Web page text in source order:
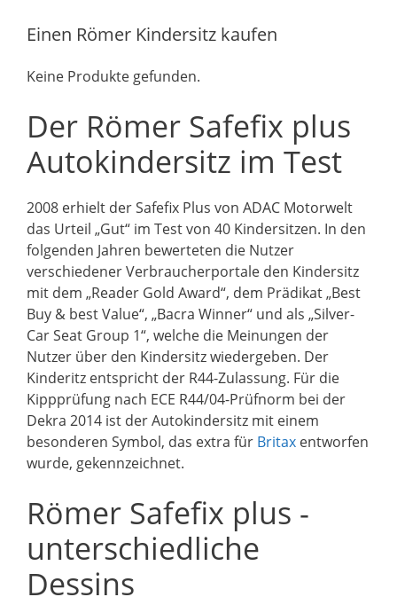
Einen Römer Kindersitz kaufen
Keine Produkte gefunden.
Der Römer Safefix plus
Autokindersitz im Test
2008 erhielt der Safefix Plus von ADAC Motorwelt
das Urteil „Gut“ im Test von 40 Kindersitzen. In den
folgenden Jahren bewerteten die Nutzer
verschiedener Verbraucherportale den Kindersitz
mit dem „Reader Gold Award“, dem Prädikat „Best
Buy & best Value“, „Bacra Winner“ und als „Silver-
Car Seat Group 1“, welche die Meinungen der
Nutzer über den Kindersitz wiedergeben. Der
Kinderitz entspricht der R44-Zulassung. Für die
Kippprüfung nach ECE R44/04-Prüfnorm bei der
Dekra 2014 ist der Autokindersitz mit einem
besonderen Symbol, das extra für Britax entworfen
wurde, gekennzeichnet.
Römer Safefix plus -
unterschiedliche
Dessins